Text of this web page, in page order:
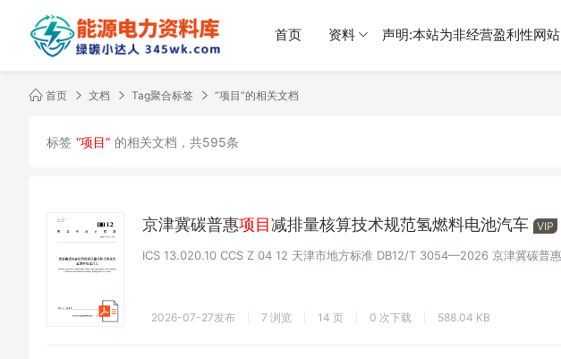
首页 资料 声明:本站为非经营盈利性网
首页 文档 Tag聚合标签 “项目”的相关文档
标签 “项目” 的相关文档，共595条
京津冀碳普惠项目减排量核算技术规范氢燃料电池汽车 VIP
ICS 13.020.10 CCS Z 04 12 天津市地方标准 DB12/T 3054—2026 京津冀碳普
2026-07-27发布 7 浏览 14 页 0 次下载 588.04 KB